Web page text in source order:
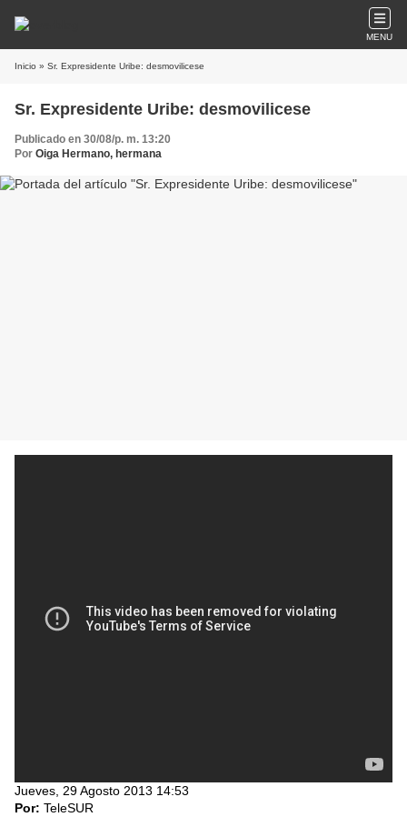
MENU
Inicio » Sr. Expresidente Uribe: desmovilicese
Sr. Expresidente Uribe: desmovilicese
Publicado en 30/08/p. m. 13:20
Por Oiga Hermano, hermana
Jueves, 29 Agosto 2013 14:53
Por: TeleSUR